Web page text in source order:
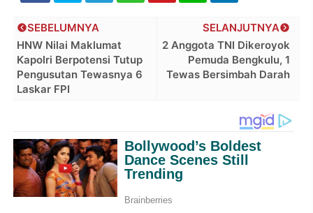
SELANJUTNYA
2 Anggota TNI Dikeroyok
Pemuda Bengkulu, 1
Tewas Bersimbah Darah
SEBELUMNYA
HNW Nilai Maklumat
Kapolri Berpotensi Tutup
Pengusutan Tewasnya 6
Laskar FPI